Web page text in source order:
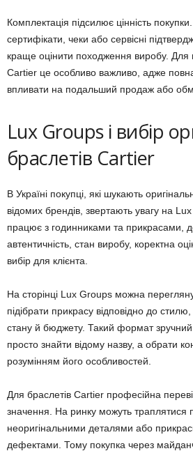
Комплектація підсилює цінність
сертифікати, чеки або сервісні
краще оцінити походження виробу. Для
Cartier це особливо важливо, адже
впливати на подальший продаж або
Lux Groups і вибір
браслетів Cartier
В Україні покупці, які шукають
відомих брендів, звертають увагу на
працює з годинниками та прикрасами,
автентичність, стан виробу, коректна
вибір для клієнта.
На сторінці Lux Groups можна
підібрати прикрасу відповідно до стилю,
стану й бюджету. Такий формат
просто знайти відому назву, а обрати
розумінням його особливостей.
Для браслетів Cartier професійна
значення. На ринку можуть траплятися
неоригінальними деталями або
дефектами. Тому покупка через